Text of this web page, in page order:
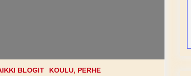
BLOGIT
KOULU, PERHE